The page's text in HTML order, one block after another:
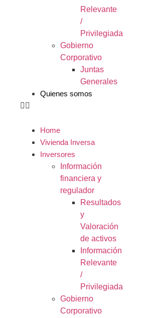
Relevante
/
Privilegiada
Gobierno
Corporativo
Juntas
Generales
Quienes somos
Home
Vivienda Inversa
Inversores
Información
financiera y
regulador
Resultados
y
Valoración
de activos
Información
Relevante
/
Privilegiada
Gobierno
Corporativo